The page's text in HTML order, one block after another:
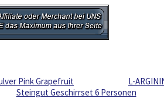
Pink Grapefruit
L-
Steingut Geschirrset 6 Personen